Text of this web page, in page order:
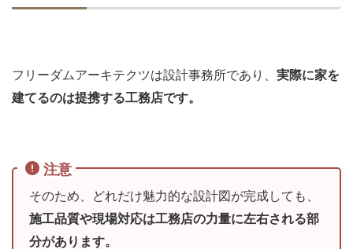
フリーダムアーキテクツは設計事務所であり、 実際に家を
建てるのは提携する工務店です。
注意
そのため、どれだけ魅力的な設計図が完成しても、
施工品質や現場対応は工務店の力量に左右される部
分があります。